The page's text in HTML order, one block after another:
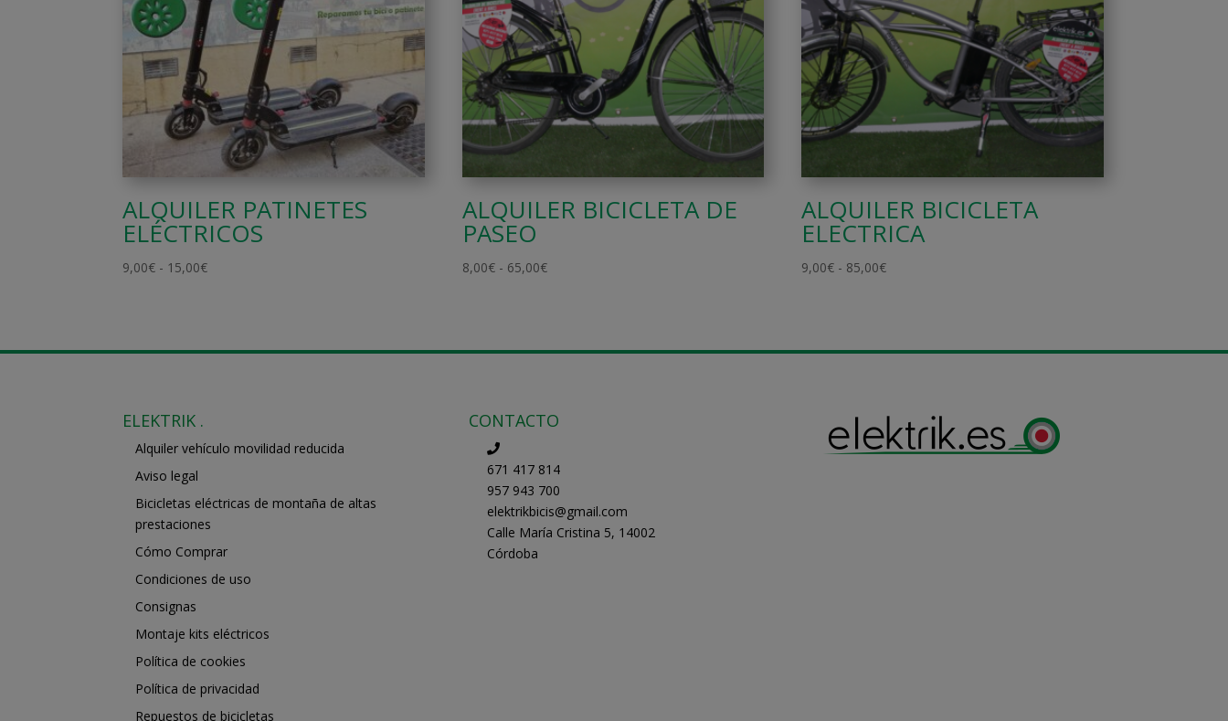
ALQUILER PATINETES
ELÉCTRICOS
9,00€ - 15,00€Rango
9,00€
ALQUILER BICICLETA DE
PASEO
8,00€ - 65,00€Rango
8,00€
ALQUILER BICICLETA
ELECTRICA
9,00€ - 85,00€Rango
9,00€
ELEKTRIK .
Alquiler vehículo movilidad reducida
Aviso legal
Bicicletas eléctricas de montaña de altas
prestaciones
Cómo Comprar
Condiciones de uso
Consignas
Montaje kits eléctricos
Política de cookies
Política de privacidad
Repuestos de bicicletas
CONTACTO
671 417 814
957 943 700
elektrikbicis@gmail.com
Calle María Cristina 5, 14002
Córdoba